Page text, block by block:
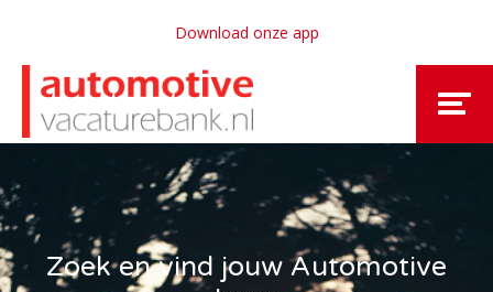
Download onze app
Zoek en vind jouw Automotive